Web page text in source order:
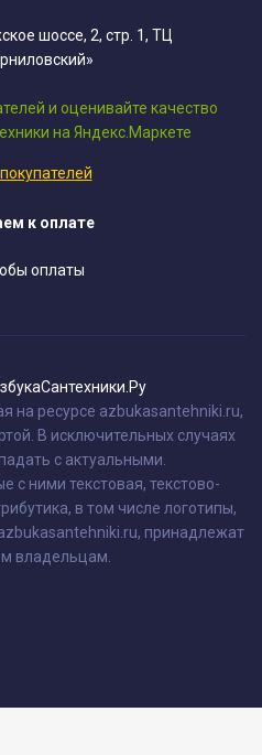
шоссе, 2, стр. 1, ТЦ
к оплате
на ресурсе azbukasantehniki.ru,
В исключительных случаях
с актуальными.
с ними текстовая, текстово-
в том числе логотипы,
принадлежат
владельцам.